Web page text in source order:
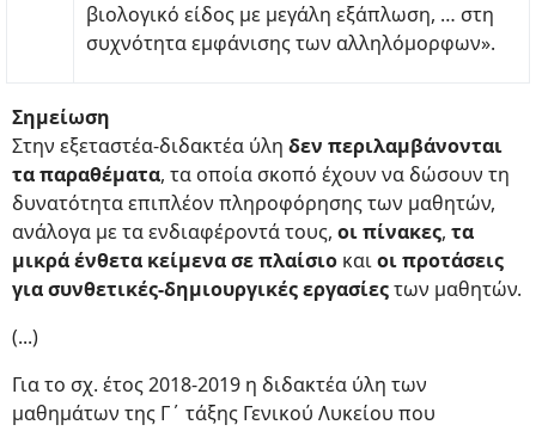
βιολογικό είδος με μεγάλη εξάπλωση, … στη
συχνότητα εμφάνισης των αλληλόμορφων».
Σημείωση
Στην εξεταστέα-διδακτέα ύλη δεν περιλαμβάνονται
τα παραθέματα, τα οποία σκοπό έχουν να δώσουν τη
δυνατότητα επιπλέον πληροφόρησης των μαθητών,
ανάλογα με τα ενδιαφέροντά τους, οι πίνακες, τα
μικρά ένθετα κείμενα σε πλαίσιο καιοι προτάσεις
για συνθετικές-δημιουργικές εργασίεςτων μαθητών.
(...)
Για το σχ. έτος 2018-2019 η διδακτέα ύλη των
μαθημάτων της Γ΄ τάξης Γενικού Λυκείου που